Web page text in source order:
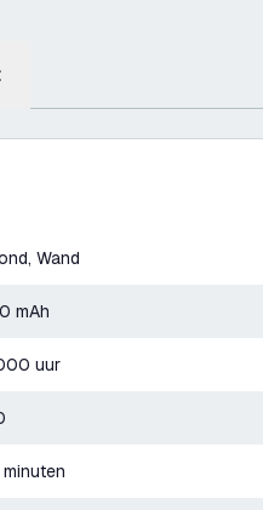
Wand
mAh
uur